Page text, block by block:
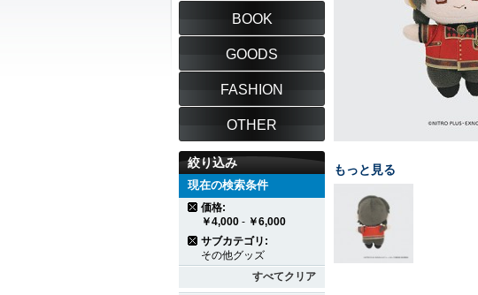
もっと見る
BOOK
GOODS
FASHION
OTHER
絞り込み
現在の検索条件
価格:
￥4,000 - ￥6,000
サブカテゴリ:
その他グッズ
すべてクリア